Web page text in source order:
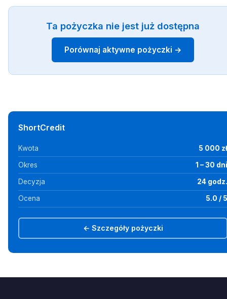
Ta pożyczka nie jest już dostępna
Porównaj aktywne pożyczki →
ShortCredit
Kwota 5 000 zł
Okres 1 – 30 dni
Decyzja 24 godz.
Ocena 5.0 / 5
← Szczegóły pożyczki